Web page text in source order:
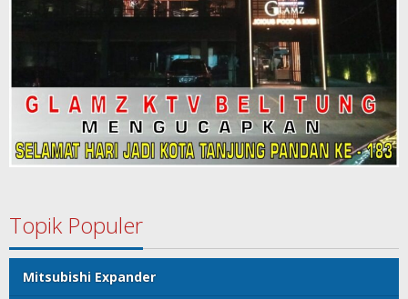
Topik Populer
Mitsubishi Expander